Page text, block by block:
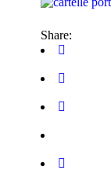
Share: